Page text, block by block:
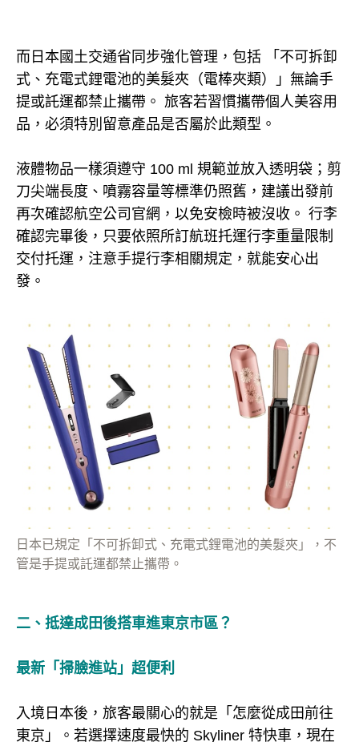
而日本國土交通省同步強化管理，包括 「不可拆卸
式、充電式鋰電池的美髮夾（電棒夾類）」無論手
提或託運都禁止攜帶。 旅客若習慣攜帶個人美容用
品，必須特別留意產品是否屬於此類型。
液體物品一樣須遵守 100 ml 規範並放入透明袋；剪
刀尖端長度、噴霧容量等標準仍照舊，建議出發前
再次確認航空公司官網，以免安檢時被沒收。 行李
確認完畢後，只要依照所訂航班托運行李重量限制
交付托運，注意手提行李相關規定，就能安心出
發。
日本已規定「不可拆卸式、充電式鋰電池的美髮夾」，不
管是手提或託運都禁止攜帶。
二、抵達成田後搭車進東京市區？
最新「掃臉進站」超便利
入境日本後，旅客最關心的就是「怎麼從成田前往
東京」。若選擇速度最快的 Skyliner 特快車，現在